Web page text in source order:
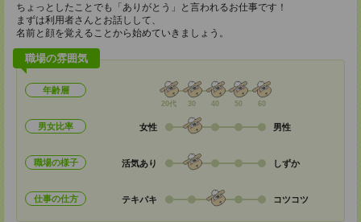
ちょっとしたことでも「ありがとう」と言われるお仕事です！
まずは利用者さんとお話しして、
名前と顔を覚えることから始めていきましょう。
職場の雰囲気
年齢層
20代 30 40 50 60
男女比率 女性 男性
職場の様子 活気あり しずか
仕事の仕方 テキパキ コツコツ